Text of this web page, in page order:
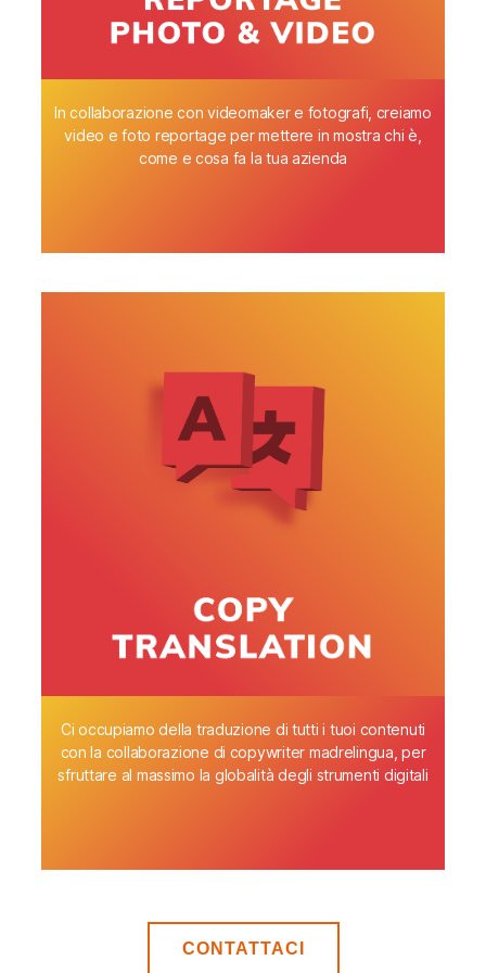
In collaborazione con videomaker e fotografi, creiamo
video e foto reportage per mettere in mostra chi è,
come e cosa fa la tua azienda
Ci occupiamo della traduzione di tutti i tuoi contenuti
con la collaborazione di copywriter madrelingua, per
sfruttare al massimo la globalità degli strumenti digitali
CONTATTACI